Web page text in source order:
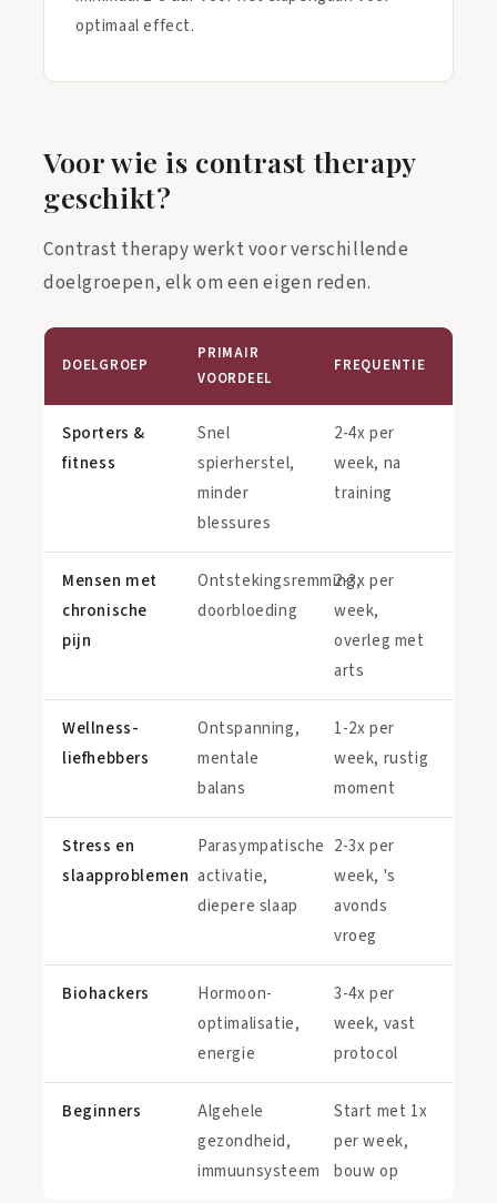
optimaal effect.
Voor wie is contrast therapy
geschikt?
Contrast therapy werkt voor verschillende
doelgroepen, elk om een eigen reden.
DOELGROEP
PRIMAIR
VOORDEEL
FREQUENTIE
Sporters &
fitness
Snel
spierherstel,
minder
blessures
2-4x per
week, na
training
Mensen met
chronische
pijn
Ontstekingsremming,
doorbloeding
2-3x per
week,
overleg met
arts
Wellness-
liefhebbers
Ontspanning,
mentale
balans
1-2x per
week, rustig
moment
Stress en
slaapproblemen
Parasympatische
activatie,
diepere slaap
2-3x per
week, 's
avonds
vroeg
Biohackers
Hormoon-
optimalisatie,
energie
3-4x per
week, vast
protocol
Beginners
Algehele
gezondheid,
immuunsysteem
Start met 1x
per week,
bouw op